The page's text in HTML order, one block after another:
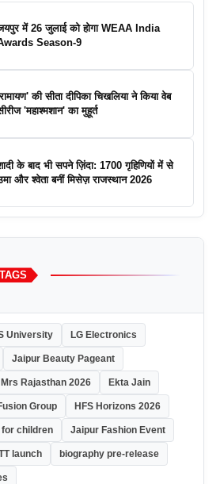
में 26 जुलाई को होगा WEAA India
Season-9
की सीता दीपिका चिखलिया ने किया वेब
'महाश्मशान' का मुहूर्त
के बाद भी सपने ज़िंदा: 1700 गृहिणियों में से
और श्वेता बनीं मिसेज़ राजस्थान 2026
TAGS
University LG Electronics
Jaipur Beauty Pageant
Mrs Rajasthan 2026 Ekta Jain
Group HFS Horizons 2026
children Jaipur Fashion Event
launch biography pre-release